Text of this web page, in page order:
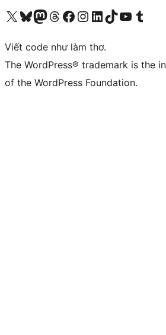
Truy cập tài khoản X (trước đây là Twitter) của chúng tôiVisit our Bluesky account
Visit our Mastodon account
Visit our Threads account
Xem trang Facebook của chúng tôiTruy cập tài khoản Instagram của chúng tôiTruy cập tài khoản LinkedIn của chúng tôiVisit our TikTok account
Truy cập kênh YouTube của chúng tôi Visit our
Viết code như làm thơ.
The WordPress® trademark is the
of the WordPress Foundation.